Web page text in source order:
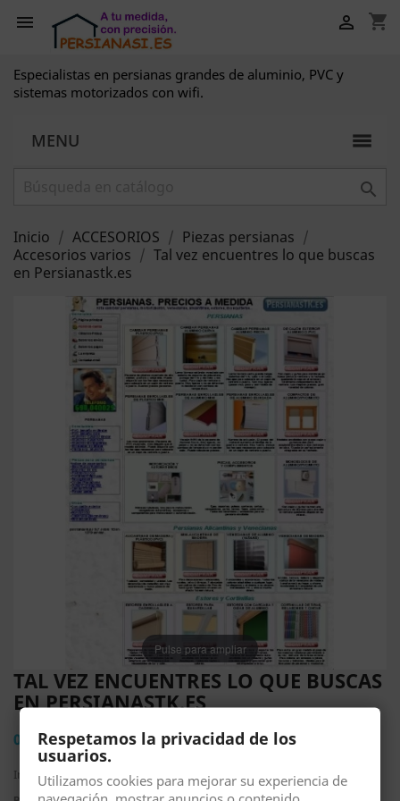
 shopping_cart

Especialistas en persianas grandes de aluminio, PVC y
sistemas motorizados con wifi.
MENU

Inicio ACCESORIOS
Piezas persianas
Accesorios varios
Tal vez encuentres lo que buscas
en Persianastk.es
Pulse para ampliar
TAL VEZ ENCUENTRES LO QUE BUSCAS
EN PERSIANASTK.ES
0,00 €
Impuestos incluidos
Respetamos la privacidad de los
usuarios.
Utilizamos cookies para mejorar su experiencia de
navegación, mostrar anuncios o contenido